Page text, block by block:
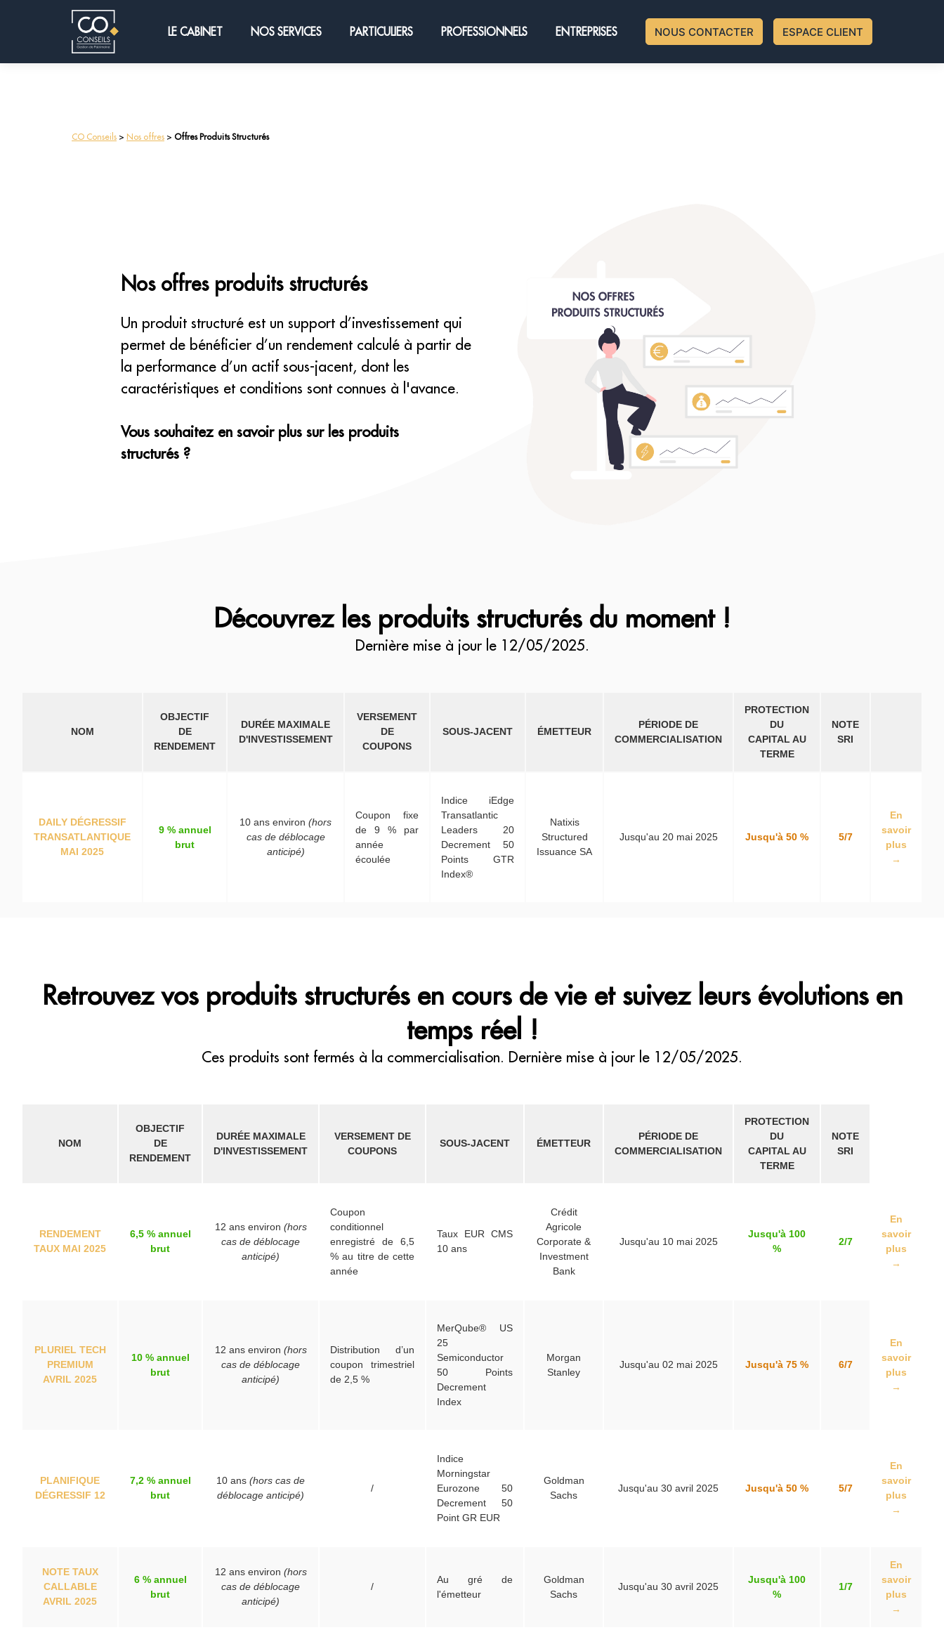
LE CABINET NOS SERVICES PARTICULIERS PROFESSIONNELS ENTREPRISES NOUS CONTACTER ESPACE CLIENT
CO Conseils > Nos offres > Offres Produits Structurés
Nos offres produits structurés
Un produit structuré est un support d’investissement qui
permet de bénéficier d’un rendement calculé à partir de
la performance d’un actif sous-jacent, dont les
caractéristiques et conditions sont connues à l'avance.
Vous souhaitez en savoir plus sur les produits
structurés ?
Découvrez les produits structurés du moment !
Dernière mise à jour le 12/05/2025.
NOM
OBJECTIF
DE
RENDEMENT
DURÉE MAXIMALE
D'INVESTISSEMENT
VERSEMENT
DE
COUPONS
SOUS-JACENT ÉMETTEUR
PÉRIODE DE
COMMERCIALISATION
PROTECTION
DU
CAPITAL AU
TERME
NOTE
SRI
DAILY DÉGRESSIF
TRANSATLANTIQUE
MAI 2025
9 % annuel
brut
10 ans environ (hors
cas de déblocage
anticipé)
Coupon fixe
de 9 % par
année
écoulée
Indice iEdge
Transatlantic
Leaders 20
Decrement 50
Points GTR
Index®
Natixis
Structured
Issuance SA
Jusqu'au 20 mai 2025 Jusqu'à 50 % 5/7
En
savoir
plus
→
Retrouvez vos produits structurés en cours de vie et suivez leurs évolutions en
temps réel !
Ces produits sont fermés à la commercialisation. Dernière mise à jour le 12/05/2025.
NOM
OBJECTIF
DE
RENDEMENT
DURÉE MAXIMALE
D'INVESTISSEMENT
VERSEMENT DE
COUPONS
SOUS-JACENT ÉMETTEUR
PÉRIODE DE
COMMERCIALISATION
PROTECTION
DU
CAPITAL AU
TERME
NOTE
SRI
RENDEMENT
TAUX MAI 2025
6,5 % annuel
brut
12 ans environ (hors
cas de déblocage
anticipé)
Coupon
conditionnel
enregistré de 6,5
% au titre de cette
année
Taux EUR CMS
10 ans
Crédit
Agricole
Corporate &
Investment
Bank
Jusqu'au 10 mai 2025
Jusqu'à 100
%
2/7
En
savoir
plus
→
PLURIEL TECH
PREMIUM
AVRIL 2025
10 % annuel
brut
12 ans environ (hors
cas de déblocage
anticipé)
Distribution d’un
coupon trimestriel
de 2,5 %
MerQube® US
25
Semiconductor
50 Points
Decrement
Index
Morgan
Stanley
Jusqu'au 02 mai 2025 Jusqu'à 75 % 6/7
En
savoir
plus
→
PLANIFIQUE
DÉGRESSIF 12
7,2 % annuel
brut
10 ans (hors cas de
déblocage anticipé)
/
Indice
Morningstar
Eurozone 50
Decrement 50
Point GR EUR
Goldman
Sachs
Jusqu'au 30 avril 2025 Jusqu'à 50 % 5/7
En
savoir
plus
→
NOTE TAUX
CALLABLE
AVRIL 2025
6 % annuel
brut
12 ans environ (hors
cas de déblocage
anticipé)
/
Au gré de
l'émetteur
Goldman
Sachs
Jusqu'au 30 avril 2025
Jusqu'à 100
%
1/7
En
savoir
plus
→